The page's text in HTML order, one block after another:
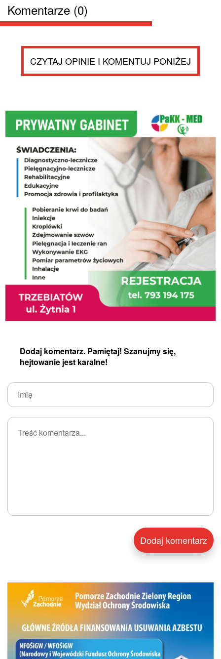
Komentarze (0)
CZYTAJ OPINIE I KOMENTUJ PONIŻEJ
Dodaj komentarz. Pamiętaj! Szanujmy się,
hejtowanie jest karalne!